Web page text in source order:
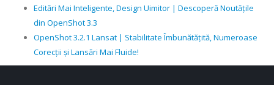
Editări Mai Inteligente, Design Uimitor | Descoperă Noutățile
din OpenShot 3.3
OpenShot 3.2.1 Lansat | Stabilitate Îmbunătățită, Numeroase
Corecții și Lansări Mai Fluide!